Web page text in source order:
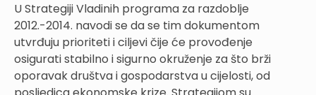
U Strategiji Vladinih programa za razdoblje
2012.-2014. navodi se da se tim dokumentom
utvrđuju prioriteti i ciljevi čije će provođenje
osigurati stabilno i sigurno okruženje za što brži
oporavak društva i gospodarstva u cijelosti, od